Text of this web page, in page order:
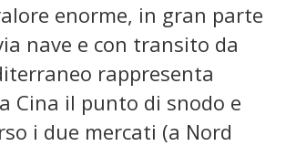
enorme, in gran parte
nave e con transito da
rappresenta
Cina il punto di snodo e
i due mercati (a Nord